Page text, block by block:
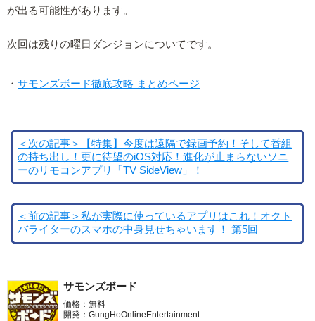
が出る可能性があります。
次回は残りの曜日ダンジョンについてです。
・ サモンズボード徹底攻略 まとめページ
＜次の記事＞【特集】今度は遠隔で録画予約！そして番組
の持ち出し！更に待望のiOS対応！進化が止まらないソニ
ーのリモコンアプリ「TV SideView」！
＜前の記事＞私が実際に使っているアプリはこれ！オクト
バライターのスマホの中身見せちゃいます！ 第5回
サモンズボード
価格：無料
開発：GungHoOnlineEntertainment